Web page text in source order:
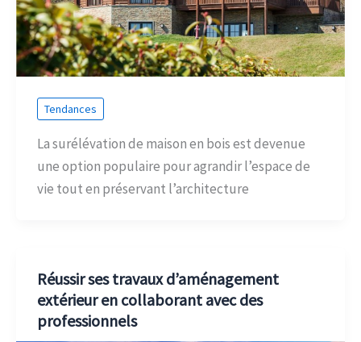
Tendances
La surélévation de maison en bois est devenue
une option populaire pour agrandir l’espace de
vie tout en préservant l’architecture
Réussir ses travaux d’aménagement
extérieur en collaborant avec des
professionnels